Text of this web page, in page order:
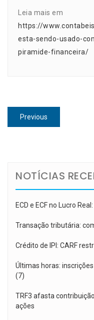
Leia mais em
https://
esta-sendo-usado-
piramide-financeira/
Navegação
de
Previous
post:
NOTÍCIAS
ECD e ECF no Lucro
Transação tributária:
Crédito de IPI: CARF
Últimas horas:
(7)
TRF3 afasta
ações